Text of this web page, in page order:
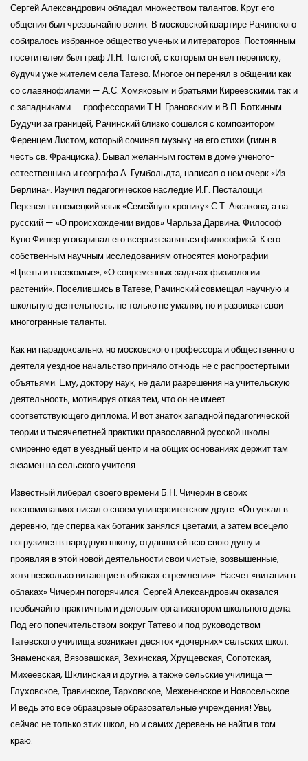
Сергей Александрович обладал множеством талантов. Круг его
общения был чрезвычайно велик. В московской квартире Рачинского
собиралось избранное общество ученых и литераторов. Постоянным
посетителем был граф Л.Н. Толстой, с которым он вел переписку,
будучи уже жителем села Татево. Многое он перенял в общении как
со славянофилами — А.С. Хомяковым и братьями Киреевскими, так и
с западниками — профессорами Т.Н. Гранов­ским и В.П. Боткиным.
Будучи за границей, Рачинский близко сошелся с композитором
Ференцем Листом, который сочинял музыку на его стихи (гимн в
честь св. Франциска). Бывал желанным гостем в доме ученого-
естественника и географа А. Гумбольдта, написал о нем очерк «Из
Берлина». Изучил педагогическое наследие И.Г. Песталоцци.
Перевел на немецкий язык «Семейную хронику» С.Т. Аксакова, а на
русский — «О происхождении видов» Чарль­за Дарвина. Философ
Куно Фишер уговаривал его всерьез заняться философией. К его
собственным научным исследованиям относятся монографии
«Цветы и насекомые», «О современных задачах физиологии
растений». Поселившись в Татеве, Рачинский совмещал научную и
школьную деятельность, не только не умаляя, но и развивая свои
многогранные таланты.
Как ни парадоксально, но московского профессора и общественного
деятеля уездное начальство приняло отнюдь не с распростертыми
объятьями. Ему, доктору наук, не дали разрешения на учительскую
деятельность, мотивируя отказ тем, что он не имеет
соответствующего диплома. И вот знаток западной педагогической
теории и тысячелетней практики православной русской школы
смиренно едет в уездный центр и на общих основаниях держит там
экзамен на сельского учителя.
Известный либерал своего времени Б.Н. Чичерин в своих
воспоминаниях писал о своем университетском друге: «Он уехал в
деревню, где сперва как ботаник занялся цветами, а затем всецело
погрузился в народную школу, отдавши ей всю свою душу и
проявляя в этой новой деятельности свои чистые, возвышенные,
хотя несколько витающие в облаках стремления». Насчет «витания в
облаках» Чичерин погорячился. Сергей Александрович оказался
необычайно практичным и деловым организатором школьного дела.
Под его попечительством вокруг Татево и под руководством
Татевского училища возникает десяток «дочерних» сельских школ:
Знаменская, Вязовашская, Зехинская, Хрущевская, Сопотская,
Михеевская, Шклинская и другие, а также сельские училища —
Глуховское, Травинское, Тарховское, Межененское и Новосельское.
И ведь это все образцовые образовательные учреждения! Увы,
сейчас не только этих школ, но и самих деревень не найти в том
краю.